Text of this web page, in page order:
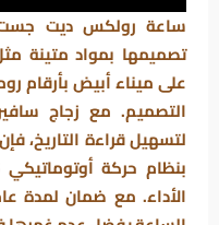
ساعة رولكس ديت
تصميمها بمواد متينة
على ميناء أبيض بأرقام
التصميم. مع زجاج
لتسهيل قراءة التاريخ،
الأداء. مع ضمان لمدة